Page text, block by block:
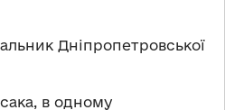
Дніпропетровської
в одному